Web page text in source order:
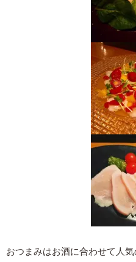
おつまみはお酒に合わせて人